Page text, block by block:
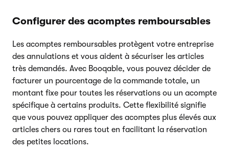
Configurer des acomptes remboursables
Les acomptes remboursables protègent votre entreprise
des annulations et vous aident à sécuriser les articles
très demandés. Avec Booqable, vous pouvez décider de
facturer un pourcentage de la commande totale, un
montant fixe pour toutes les réservations ou un acompte
spécifique à certains produits. Cette flexibilité signifie
que vous pouvez appliquer des acomptes plus élevés aux
articles chers ou rares tout en facilitant la réservation
des petites locations.